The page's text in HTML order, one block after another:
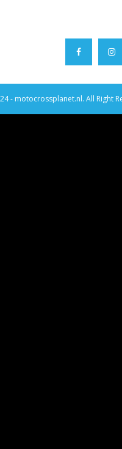
- motocrossplanet.nl. All Right